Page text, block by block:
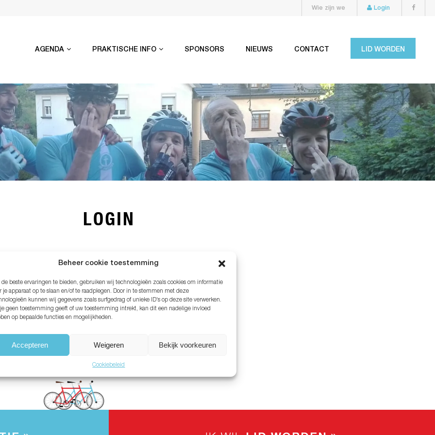
Beheer cookie toestemming
de beste ervaringen te bieden, gebruiken wij technologieën zoals cookies om informatie
je apparaat op te slaan en/of te raadplegen. Door in te stemmen met deze
kunnen wij gegevens zoals surfgedrag of unieke ID's op deze site verwerken.
geen toestemming geeft of uw toestemming intrekt, kan dit een nadelige invloed
op bepaalde functies en mogelijkheden.
Accepteren Weigeren Bekijk voorkeuren
Cookiebeleid
Wie zijn we Login
AGENDA PRAKTISCHE INFO SPONSORS NIEUWS CONTACT LID WORDEN
LOGIN
vergeten?